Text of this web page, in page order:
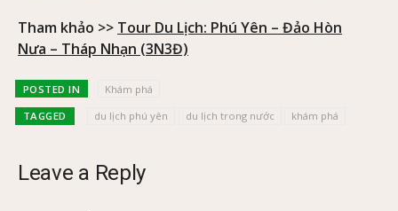
Tham khảo >> Tour Du Lịch: Phú Yên – Đảo Hòn
Nưa – Tháp Nhạn (3N3Đ)
POSTED IN Khám phá
TAGGED du lịch phú yên du lịch trong nước khám phá
Leave a Reply